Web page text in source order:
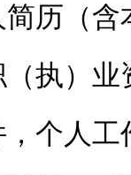
简历（
执）
个人